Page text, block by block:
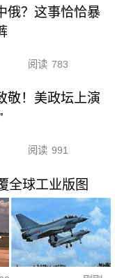
俄？这事恰恰暴
阅读 783
敬！美政坛上演
阅读 991
全球工业版图